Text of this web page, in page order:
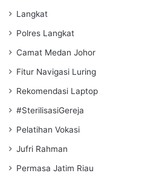
Langkat
Polres Langkat
Camat Medan Johor
Fitur Navigasi Luring
Rekomendasi Laptop
#SterilisasiGereja
Pelatihan Vokasi
Jufri Rahman
Permasa Jatim Riau